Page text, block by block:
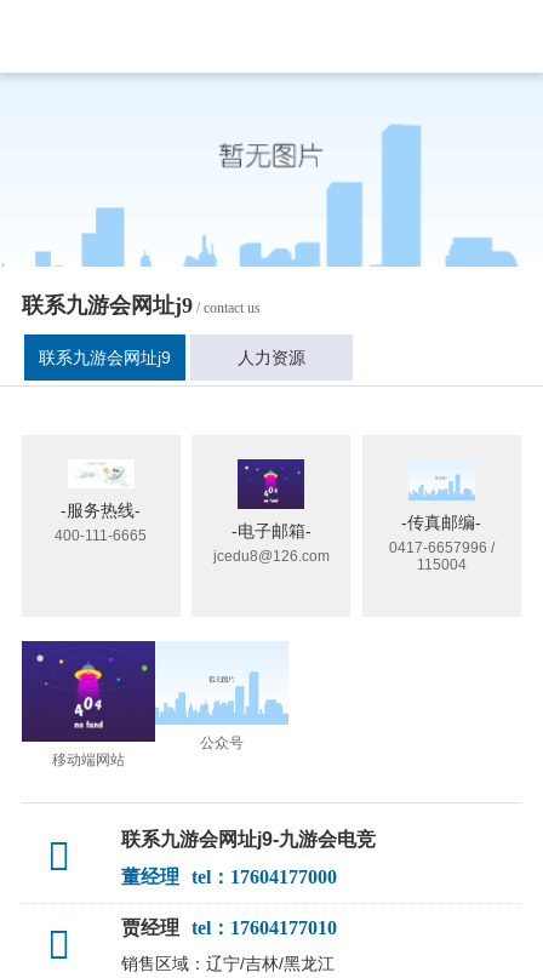
联系九游会网址j9/ contact us
联系九游会网址j9 人力资源
-服务热线-
400-111-6665 -电子邮箱-
jcedu8@126.com
-传真邮编-
0417-6657996 /
115004
移动端网站
公众号
联系九游会网址j9-九游会电竞
董经理
tel：17604177000
贾经理 tel：17604177010
销售区域：辽宁/吉林/黑龙江